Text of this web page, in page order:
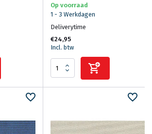
Op voorraad
1 - 3 Werkdagen
Deliverytime
€24,95
Incl. btw